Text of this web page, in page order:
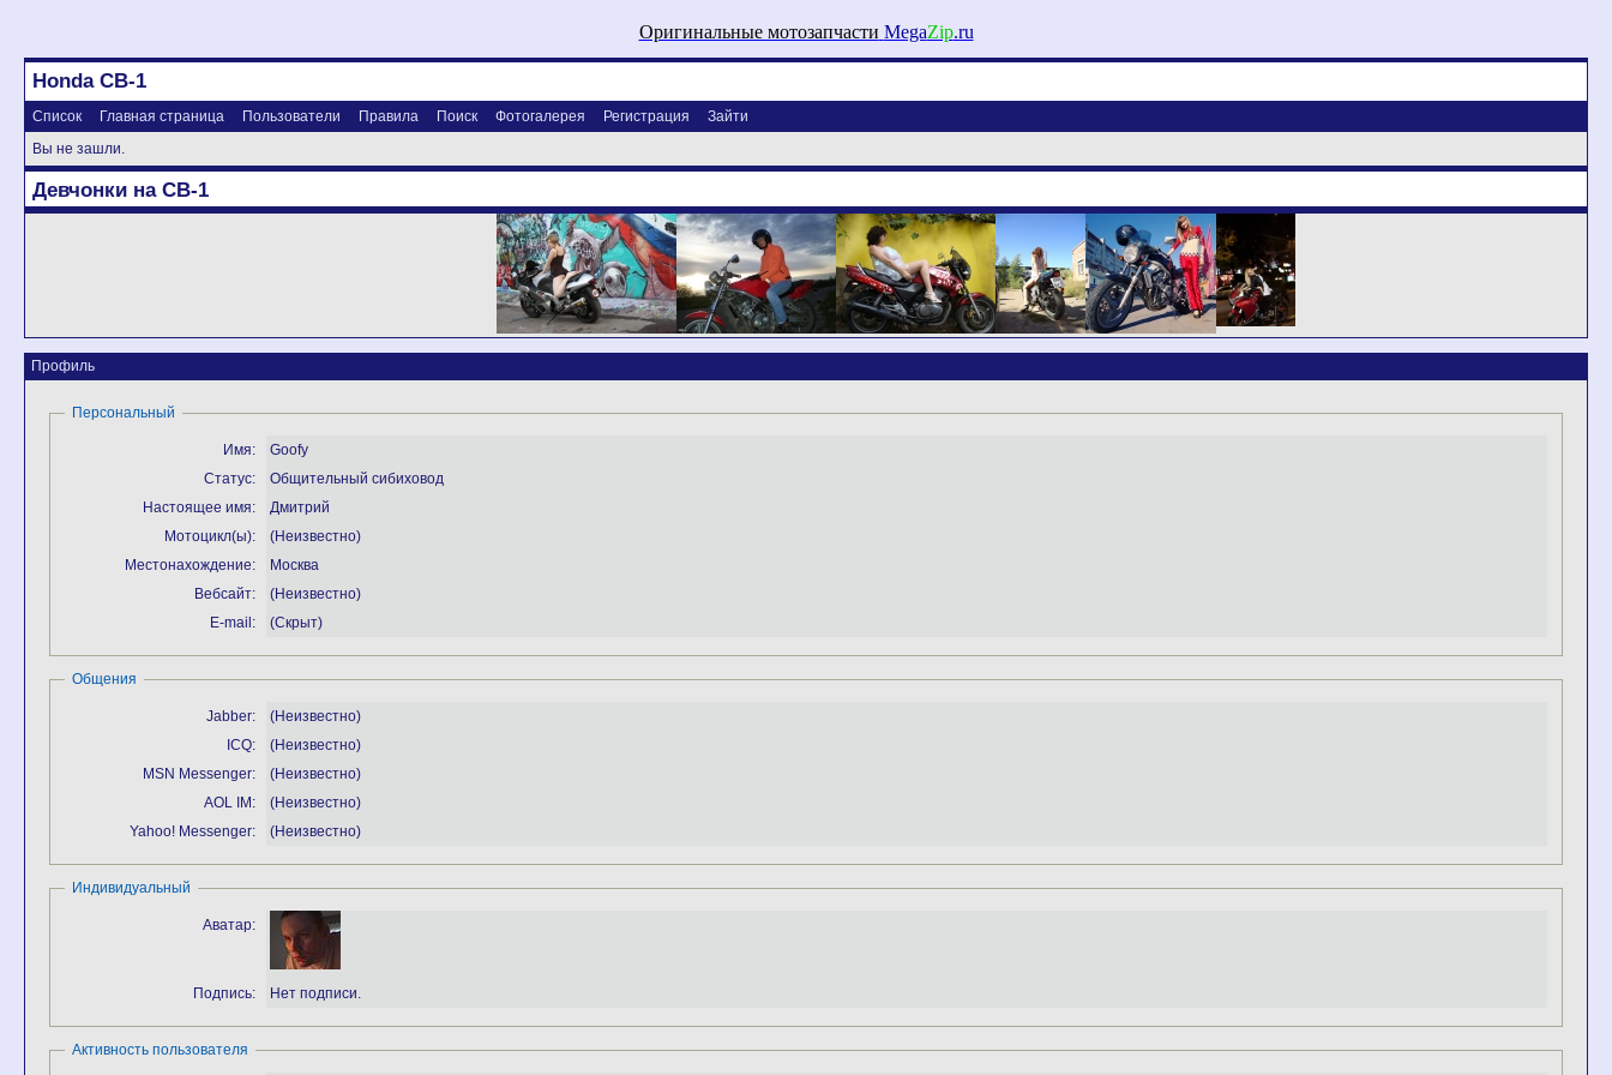
Оригинальные мотозапчасти MegaZip.ru
Honda CB-1
Список Главная страница Пользователи Правила Поиск Фотогалерея Регистрация
Зайти
Вы не зашли.
Девчонки на CB-1
Профиль
Персональный
Имя:
Goofy
Статус:
Общительный сибиховод
Настоящее имя:
Дмитрий
Мотоцикл(ы):
(Неизвестно)
Местонахождение:
Москва
Вебсайт:
(Неизвестно)
E-mail:
(Скрыт)
Общения
Jabber:
(Неизвестно)
ICQ:
(Неизвестно)
MSN Messenger:
(Неизвестно)
AOL IM:
(Неизвестно)
Yahoo! Messenger:
(Неизвестно)
Индивидуальный
Аватар:
Подпись: Нет подписи.
Активность пользователя